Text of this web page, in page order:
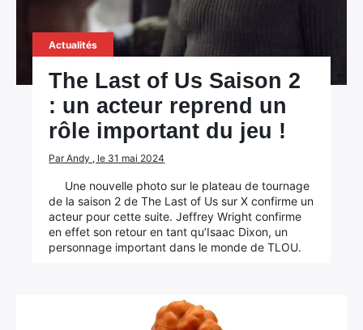
Actualités
The Last of Us Saison 2
: un acteur reprend un
rôle important du jeu !
Par Andy , le 31 mai 2024
Une nouvelle photo sur le plateau de tournage
de la saison 2 de The Last of Us sur X confirme un
acteur pour cette suite. Jeffrey Wright confirme
en effet son retour en tant qu’Isaac Dixon, un
personnage important dans le monde de TLOU.